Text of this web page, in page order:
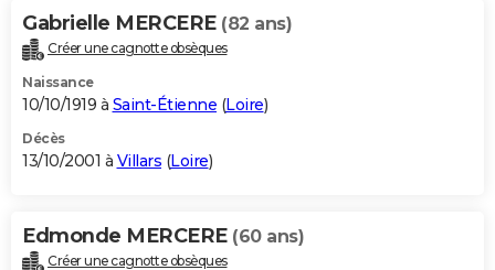
Gabrielle MERCERE (82 ans)
Créer une cagnotte obsèques
Naissance
10/10/1919 à Saint-Étienne (Loire)
Décès
13/10/2001 à Villars (Loire)
Edmonde MERCERE (60 ans)
Créer une cagnotte obsèques